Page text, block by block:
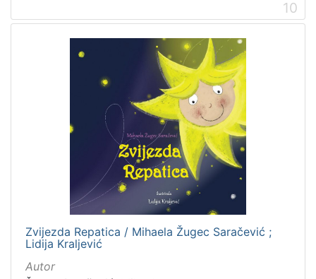
10
Zvijezda Repatica / Mihaela Žugec Saračević ;
Lidija Kraljević
Autor